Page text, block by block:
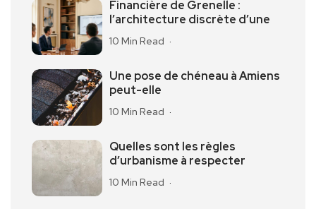
Financière de Grenelle :
l’architecture discrète d’une
10 Min Read
Une pose de chéneau à Amiens
peut-elle
10 Min Read
Quelles sont les règles
d’urbanisme à respecter
10 Min Read